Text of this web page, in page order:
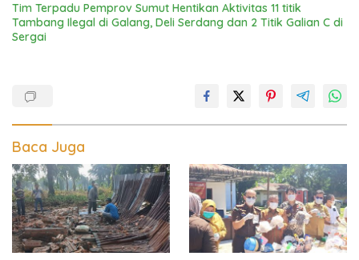
Tim Terpadu Pemprov Sumut Hentikan Aktivitas 11 titik
Tambang Ilegal di Galang, Deli Serdang dan 2 Titik Galian C di
Sergai
Baca Juga